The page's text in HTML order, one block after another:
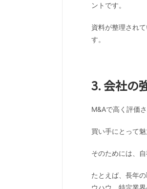
ントです。
資料が整理され
す。
3. 会社の
M&Aで高く評価
買い手にとって
そのためには、
たとえば、長年
ウハウ、特定業